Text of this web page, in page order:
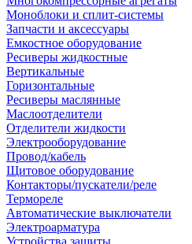
Моноблоки и сплит-системы
Запчасти и аксессуары
Емкостное оборудование
Ресиверы жидкостные
Вертикальные
Горизонтальные
Ресиверы маслянные
Маслоотделители
Отделители жидкости
Электрооборудование
Провод/кабель
Щитовое оборудование
Контакторы/пускатели/реле
Термореле
Автоматические выключатели
Электроарматура
Устройства защиты